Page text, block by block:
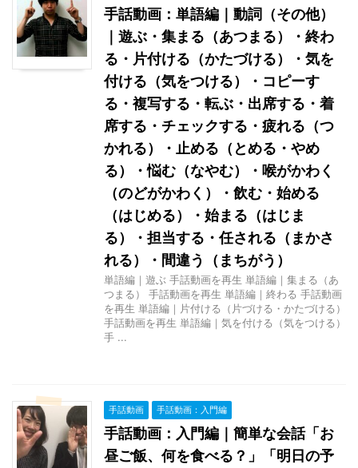
手話動画：単語編｜動詞（その他）
｜遊ぶ・集まる（あつまる）・終わ
る・片付ける（かたづける）・気を
付ける（気をつける）・コピーす
る・複写する・転ぶ・出席する・着
席する・チェックする・疲れる（つ
かれる）・止める（とめる・やめ
る）・悩む（なやむ）・喉がかわく
（のどがかわく）・飲む・始める
（はじめる）・始まる（はじま
る）・担当する・任される（まかさ
れる）・間違う（まちがう）
単語編｜遊ぶ 手話動画を再生 単語編｜集まる（あ
つまる） 手話動画を再生 単語編｜終わる 手話動画
を再生 単語編｜片付ける（片づける・かたづける）
手話動画を再生 単語編｜気を付ける（気をつける）
手 ...
手話動画 手話動画：入門編
手話動画：入門編｜簡単な会話「お
昼ご飯、何を食べる？」「明日の予